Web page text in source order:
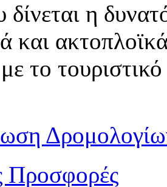
δίνεται η
και
το
Προσφορές